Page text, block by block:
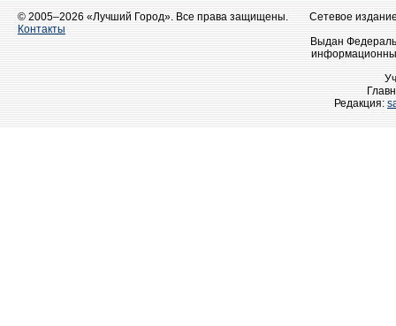
© 2005–2026 «Лучший Город». Все права защищены.
Контакты
Сетевое
Выдан
Редакция: